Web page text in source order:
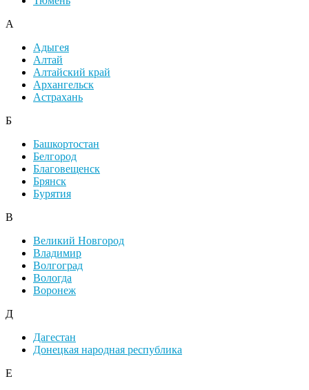
А
Адыгея
Алтай
Алтайский край
Архангельск
Астрахань
Б
Башкортостан
Белгород
Благовещенск
Брянск
Бурятия
В
Великий Новгород
Владимир
Волгоград
Вологда
Воронеж
Д
Дагестан
Донецкая народная республика
Е